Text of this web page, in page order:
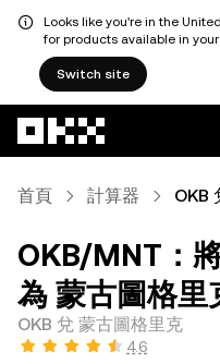
Looks like you're in the
for products available in
Switch site
首頁 計算器 OKB
OKB/MNT：
為 蒙古圖格里
OKB 兌 蒙古圖格里克
4.6